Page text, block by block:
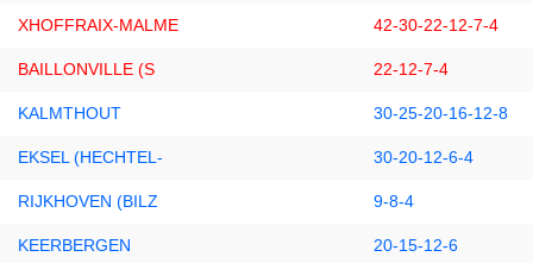
XHOFFRAIX-MALME 42-30-22-12-7-4
BAILLONVILLE (S 22-12-7-4
KALMTHOUT 30-25-20-16-12-8
EKSEL (HECHTEL- 30-20-12-6-4
RIJKHOVEN (BILZ 9-8-4
KEERBERGEN 20-15-12-6